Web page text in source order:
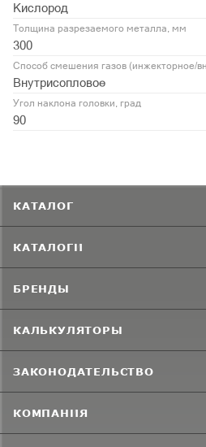
Кислород
Толщина разрезаемого металла, мм
300
Способ смешения газов (инжекторное/
Внутрисопловое
Угол наклона головки, град
90
КАТАЛОГ
КАТАЛОГИ
БРЕНДЫ
КАЛЬКУЛЯТОРЫ
ЗАКОНОДАТЕЛЬСТВО
КОМПАНИЯ